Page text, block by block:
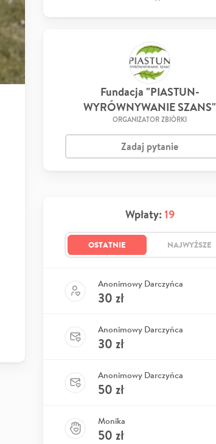
Fundacja "PIASTUN-
WYRÓWNYWANIE SZANS"
ORGANIZATOR ZBIÓRKI
Zadaj pytanie
Wpłaty: 19
OSTATNIE NAJWYŻSZE
Anonimowy Darczyńca
30 zł
Anonimowy Darczyńca
30 zł
Anonimowy Darczyńca
50 zł
Monika
50 zł